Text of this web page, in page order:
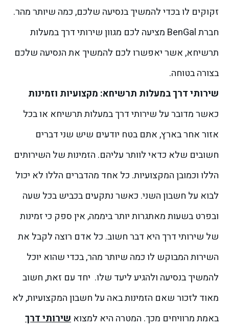
זקוקים לו בכדי להמשיך בנסיעה שלכם, כמה שיותר מהר.
חברת BenGal מציעה לכם מגוון שירותי דרך במעלות
תרשיחא, אשר יאפשרו לכם להמשיך את הנסיעה שלכם
בצורה בטוחה.
שירותי דרך במעלות תרשיחא: מקצועיות וזמינות
כאשר מדובר על שירותי דרך במעלות תרשיחא או בכל
אזור אחר בארץ, אתם בטח יודעים שיש שני דברים
חשובים שלא כדאי לוותר עליהם. הזמינות של השירותים
הללו וכמובן המקצועיות. כל אחד מהדברים הללו לא יכול
לבוא על חשבון השני. כאשר נתקעים בכביש בכל שעה
ובפרט בשעות מאתגרות יותר ביממה, אין ספק כי זמינות
של שירותי דרך היא דבר חשוב. כל אדם רוצה לקבל את
השירות המבוקש לו כמה שיותר מהר, בכדי שהוא יוכל
להמשיך בנסיעה ולהגיע ליעד שלו. יחד עם זאת, חשוב
מאוד לזכור שאם הזמינות באה על חשבון המקצועיות, לא
באמת מרוויחים מכך. המטרה היא למצוא שירותי דרך